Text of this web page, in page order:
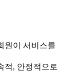
원이 서비스를
적, 안정적으로